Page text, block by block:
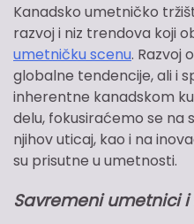
Kanadsko umetničko
razvoj i niz trendova koji
umetničku scenu. Razvoj
globalne tendencije, ali i
inherentne kanadskom
delu, fokusiraćemo se na
njihov uticaj, kao i na
su prisutne u umetnosti.
Savremeni umetnici